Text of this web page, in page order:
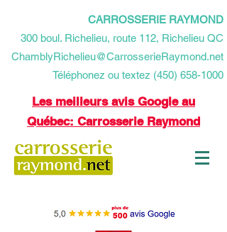
CARROSSERIE RAYMOND
​300 boul. Richelieu, route 112, Richelieu QC
ChamblyRichelieu@CarrosserieRaymond.net
Téléphonez ou textez (450) 658-1000
Les meilleurs avis Google au
Québec: Carrosserie Raymond